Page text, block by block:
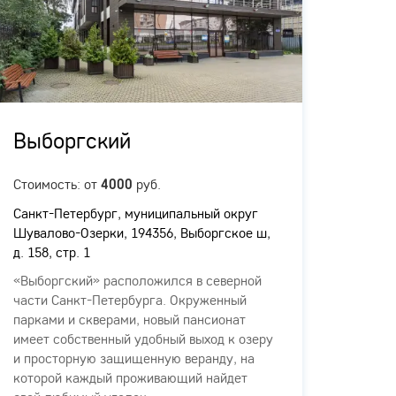
Выборгский
Стоимость: от 4000 руб.
Санкт-Петербург, муниципальный округ
Шувалово-Озерки, 194356, Выборгское ш,
д. 158, стр. 1
«Выборгский» расположился в северной
части Санкт-Петербурга. Окруженный
парками и скверами, новый пансионат
имеет собственный удобный выход к озеру
и просторную защищенную веранду, на
которой каждый проживающий найдет